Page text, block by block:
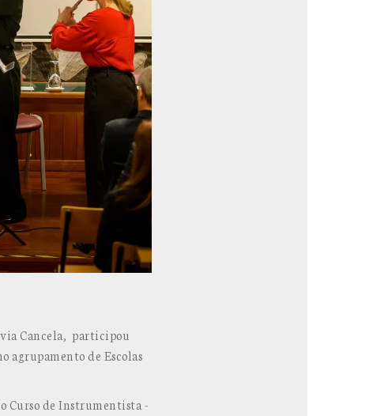
Cancela, participou
agrupamento de Escolas
Curso de Instrumentista -